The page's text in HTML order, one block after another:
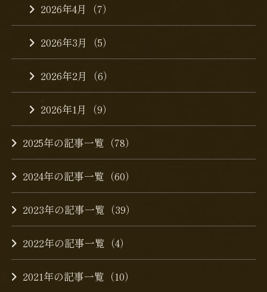
2026年4月（7）
2026年3月（5）
2026年2月（6）
2026年1月（9）
2025年の記事一覧（78）
2024年の記事一覧（60）
2023年の記事一覧（39）
2022年の記事一覧（4）
2021年の記事一覧（10）